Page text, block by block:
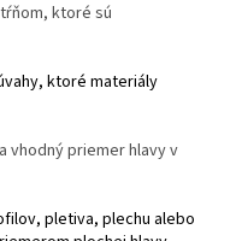
ktoré sú
ktoré materiály
vhodný priemer hlavy v
pletiva, plechu alebo